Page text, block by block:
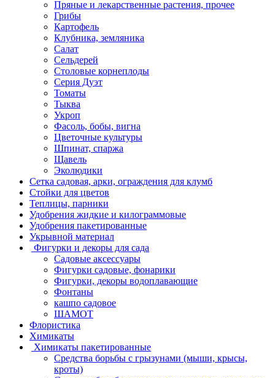
Пряные и лекарственные растения, прочее
Грибы
Картофель
Клубника, земляника
Салат
Сельдерей
Столовые корнеплоды
Серия Дуэт
Томаты
Тыква
Укроп
Фасоль, бобы, вигна
Цветочные культуры
Шпинат, спаржа
Щавель
Эколюдики
Сетка садовая, арки, ограждения для клумб
Стойки для цветов
Теплицы, парники
Удобрения жидкие и килограммовые
Удобрения пакетированные
Укрывной материал
Фигурки и декоры для сада
Садовые аксессуары
Фигурки садовые, фонарики
Фигурки, декоры водоплавающие
Фонтаны
кашпо садовое
ШАМОТ
Флористика
Химикаты
Химикаты пакетированные
Средства борьбы с грызунами (мыши, крысы,
кроты)